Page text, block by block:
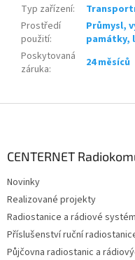
Typ zařízení:
Prostředí
použití:
Průmysl,
památky,
Poskytovaná
záruka: 24 měsíců
CENTERNET
Novinky
Realizované projekty
Radiostanice a rádiové
Příslušenství ruční
Půjčovna radiostanic a